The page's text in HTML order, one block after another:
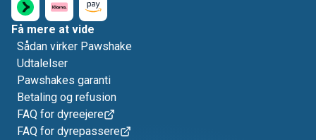
Få mere at vide
Sådan virker Pawshake
Udtalelser
Pawshakes garanti
Betaling og refusion
FAQ for dyreejere
FAQ for dyrepassere